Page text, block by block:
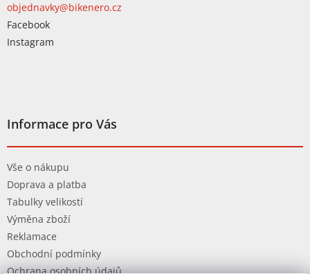
objednavky@bikenero.cz
Facebook
Instagram
Informace pro Vás
Vše o nákupu
Doprava a platba
Tabulky velikostí
Výměna zboží
Reklamace
Obchodní podmínky
Ochrana osobních údajů